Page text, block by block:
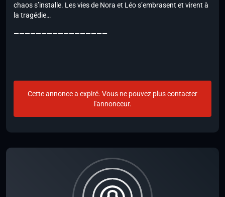
chaos s’installe. Les vies de Nora et Léo s’embrasent et virent à
la tragédie…
—————————————————
Cette annonce a expiré. Vous ne pouvez plus contacter
l'annonceur.